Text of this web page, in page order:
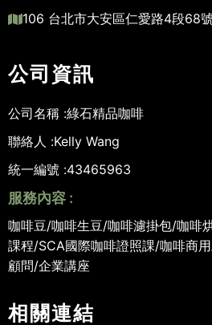
106 台北市大安區仁愛路4段68
公司資訊
公司名稱 :綠石精品咖啡
聯絡人 :Kelly Wang
統一編號 :43465963
服務內容 :
咖啡豆/咖啡生豆/咖啡濾掛包/咖啡
課程/SCA國際咖啡證照課/咖啡商
顧問/企業講座
相關連結